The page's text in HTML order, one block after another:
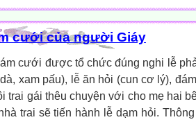
cưới của người Giáy
cưới được tổ chức đúng nghi lễ
xam pấu), lễ ăn hỏi (cun cơ lý),
trai gái thêu chuyện với cho mẹ hai
trai sẽ tiến hành lễ dạm hỏi.